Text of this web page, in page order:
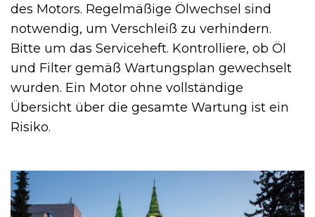
des Motors. Regelmäßige Ölwechsel sind
notwendig, um Verschleiß zu verhindern.
Bitte um das Serviceheft. Kontrolliere, ob Öl
und Filter gemäß Wartungsplan gewechselt
wurden. Ein Motor ohne vollständige
Übersicht über die gesamte Wartung ist ein
Risiko.